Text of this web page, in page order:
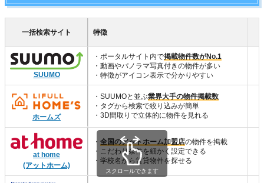
一括検索サイト 特徴
SUUMO
・ポータルサイト内で掲載物件数がNo.1
・動画やパノラマ写真付きの物件が多い
・特徴がアイコン表示で分かりやすい
ホームズ
・SUUMOと並ぶ業界大手の物件掲載数
・タグから検索で絞り込みが簡単
・3D間取りで立体的に物件を見れる
at home
(アットホーム)
・ 全国のアットホーム加盟店の物件を掲載
・こだわり条件を細かく設定できる
・学校名から賃貸物件を探せる
スクロールできます